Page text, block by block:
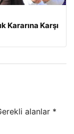
Kararına Karşı
alanlar *